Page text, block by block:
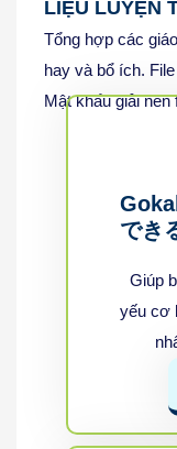
LIỆU LUYỆN
Tổng hợp các
hay và bổ ích.
Mật khẩu giải nén
でき
Giúp
yếu cơ